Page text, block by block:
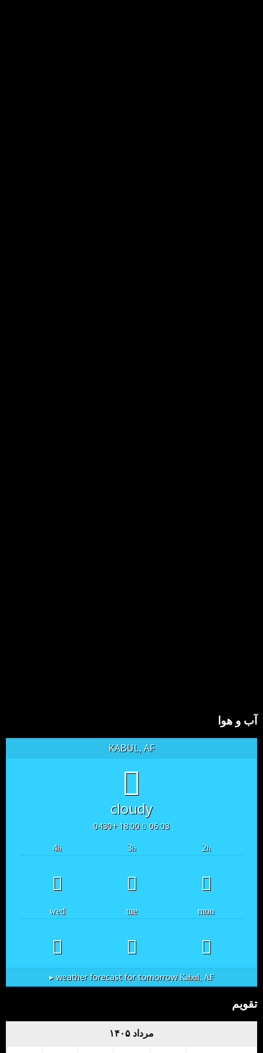
آب و هوا
KABUL, AF
cloudy
06:03
18:00 +0430
2h
3h
4h
mon
tue
wed
Kabul, AF
weather forecast for tomorrow ▸
تقویم
مرداد ۱۴۰۵